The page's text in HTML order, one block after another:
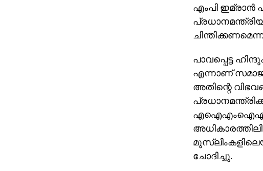
എംപി ഇമ്രാന്‍
പാവപ്പെട്ട
എന്നാണ്
അതിന്റെ
എഐഎംഐഎം
ചോദിച്ചു.